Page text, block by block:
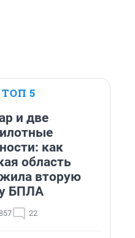
ТОП 5
и две
как
область
вторую
БПЛА
22